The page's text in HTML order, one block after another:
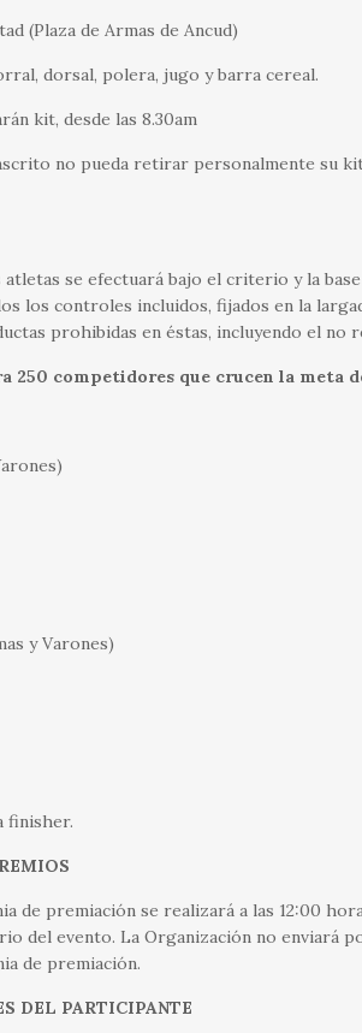
(Plaza de Armas de Ancud)
dorsal, polera, jugo y barra cereal.
kit, desde las 8.30am
no pueda retirar personalmente su
se efectuará bajo el criterio y la
los controles incluidos, fijados en la
prohibidas en éstas, incluyendo el
250 competidores que crucen la meta
y Varones)
finisher.
de premiación se realizará a las 12:00
del evento. La Organización no
de premiación.
DEL PARTICIPANTE